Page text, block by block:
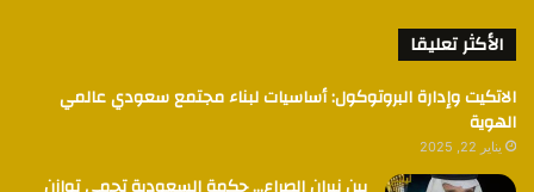
الأكثر تعليقا
الاتكيت وإدارة البروتوكول: أساسيات لبناء مجتمع سعودي عالمي
الهوية
يناير 22, 2025